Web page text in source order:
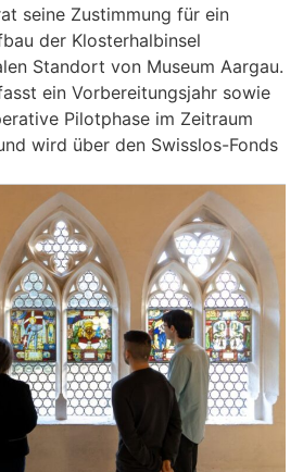
seine Zustimmung für ein
der Klosterhalbinsel
Standort von Museum Aargau.
ein Vorbereitungsjahr sowie
Pilotphase im Zeitraum
wird über den Swisslos-Fonds